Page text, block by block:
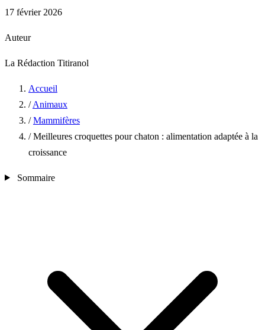
17 février 2026
Auteur
La Rédaction Titiranol
Accueil
/ Animaux
/ Mammifères
/ Meilleures croquettes pour chaton : alimentation adaptée à la
croissance
Sommaire